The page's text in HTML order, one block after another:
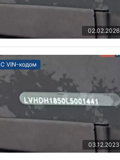
02.02.2026
С VIN-кодом
03.12.2023